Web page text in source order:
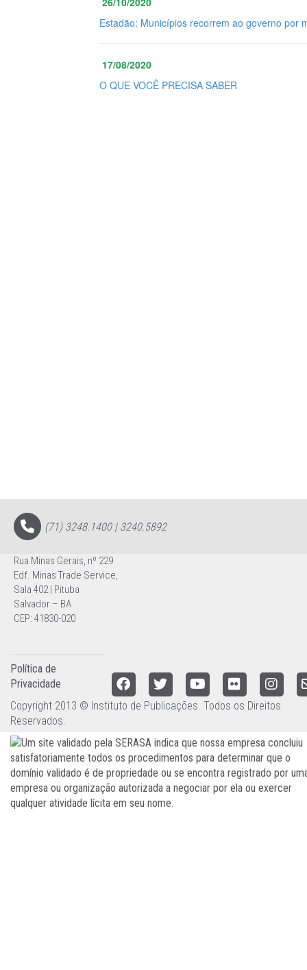
Estadão: Municípios recorrem ao governo por
17/08/2020
O QUE VOCÊ PRECISA SABER
(71) 3248.1400 | 3240.5892
Rua Minas Gerais, nº 229
Edf. Minas Trade Service,
Sala 402 | Pituba
Salvador – BA
CEP: 41830-020
Política de
Privacidade
Copyright 2013 © Instituto de Publicações. Todos os Direitos
Reservados.